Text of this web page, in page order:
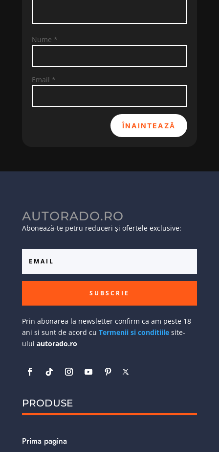
Nume *
Email *
ÎNAINTEAZĂ
AUTORADO.RO
Abonează-te petru reduceri și ofertele exclusive:
SUBSCRIE
Prin abonarea la newsletter confirm ca am peste 18
ani si sunt de acord cu Termenii si conditiilesite-
ului autorado.ro
PRODUSE
Prima pagina